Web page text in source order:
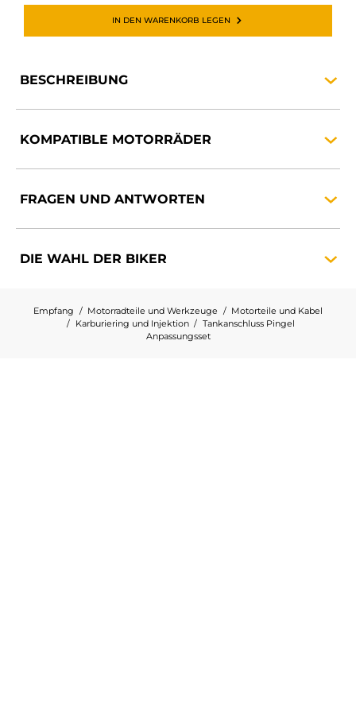
IN DEN WARENKORB LEGEN
BESCHREIBUNG
KOMPATIBLE MOTORRÄDER
FRAGEN UND ANTWORTEN
DIE WAHL DER BIKER
Empfang Motorradteile und Werkzeuge
Motorteile und Kabel
Karburiering und Injektion
Tankanschluss Pingel
Anpassungsset